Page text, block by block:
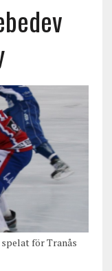
för Tranås